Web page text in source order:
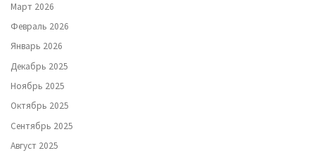
Март 2026
Февраль 2026
Январь 2026
Декабрь 2025
Ноябрь 2025
Октябрь 2025
Сентябрь 2025
Август 2025